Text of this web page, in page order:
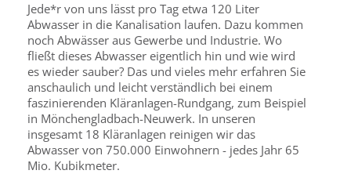
Jede*r von uns lässt pro Tag etwa 120 Liter
Abwasser in die Kanalisation laufen. Dazu kommen
noch Abwässer aus Gewerbe und Industrie. Wo
fließt dieses Abwasser eigentlich hin und wie wird
es wieder sauber? Das und vieles mehr erfahren Sie
anschaulich und leicht verständlich bei einem
faszinierenden Kläranlagen-Rundgang, zum Beispiel
in Mönchengladbach-Neuwerk. In unseren
insgesamt 18 Kläranlagen reinigen wir das
Abwasser von 750.000 Einwohnern - jedes Jahr 65
Mio. Kubikmeter.